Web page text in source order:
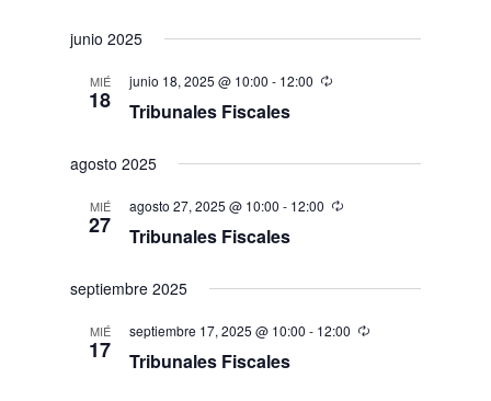
junio 2025
MIÉ
18
junio 18, 2025 @ 10:00 - 12:00
Tribunales Fiscales
agosto 2025
MIÉ
27
agosto 27, 2025 @ 10:00 - 12:00
Tribunales Fiscales
septiembre 2025
MIÉ
17
septiembre 17, 2025 @ 10:00 - 12:00
Tribunales Fiscales